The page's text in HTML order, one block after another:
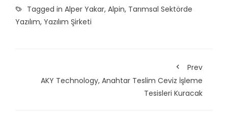
Tagged in Alper Yakar, Alpin, Tarımsal Sektörde
Yazılım, Yazılım Şirketi
Prev
AKY Technology, Anahtar Teslim Ceviz İşleme
Tesisleri Kuracak